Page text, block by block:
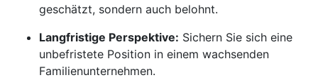
geschätzt, sondern auch belohnt.
Langfristige Perspektive: Sichern Sie sich eine
unbefristete Position in einem wachsenden
Familienunternehmen.